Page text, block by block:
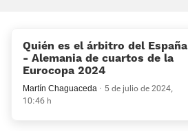
Quién es el árbitro del España
- Alemania de cuartos de la
Eurocopa 2024
Martín Chaguaceda
5 de julio de 2024,
10:46 h